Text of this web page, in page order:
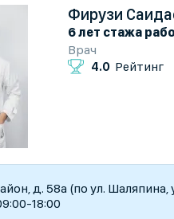
Фирузи
6 лет стажа
Врач
4.0 Рейтинг
д. 58а (по ул. Шаляпина,
18:00